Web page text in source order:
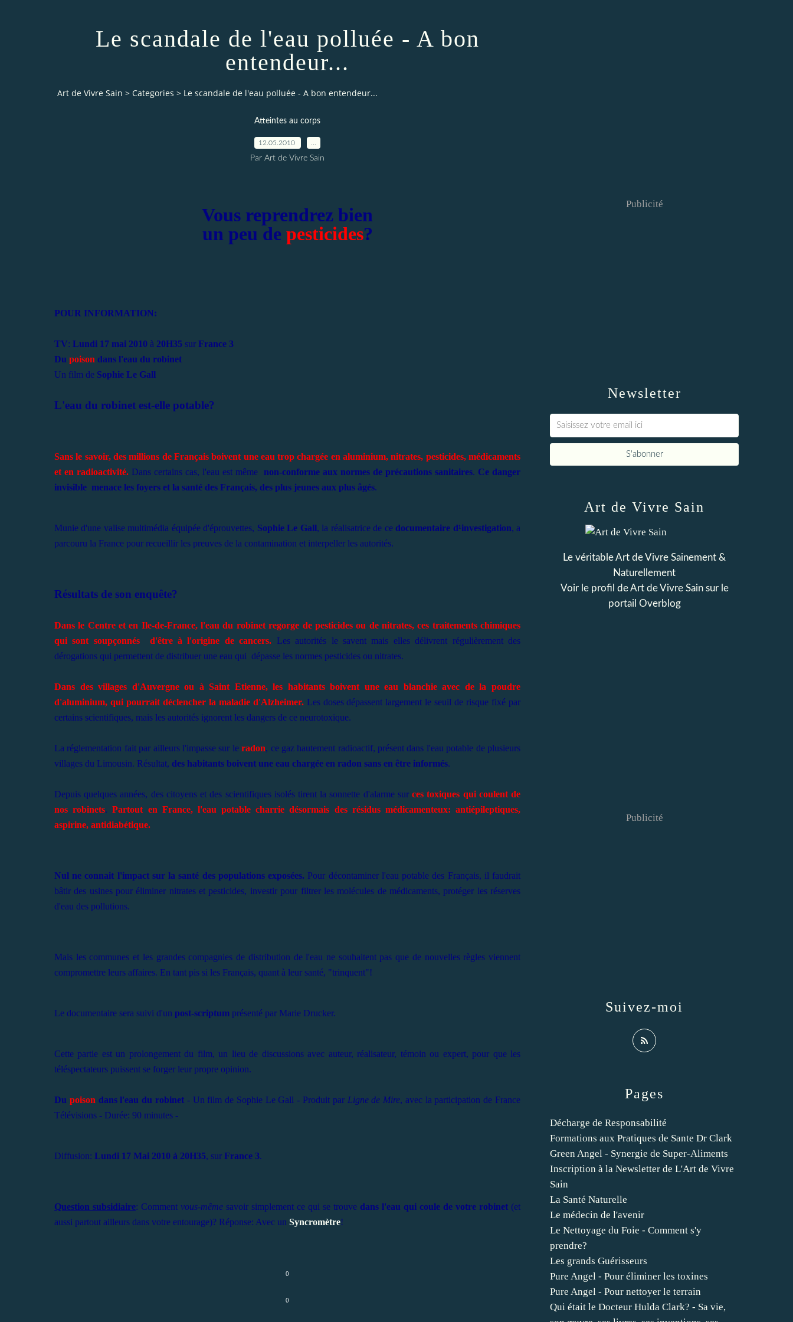
Le scandale de l'eau polluée - A bon
entendeur...
Art de Vivre Sain > Categories > Le scandale de l'eau polluée - A bon entendeur...
Atteintes au corps
12.05.2010
Par Art de Vivre Sain
Vous reprendrez bien
un peu de pesticides?
POUR INFORMATION:
TV: Lundi 17 mai 2010 à 20H35 sur France 3
Du poison dans l'eau du robinet
Un film de Sophie Le Gall
L'eau du robinet est-elle potable?
Sans le savoir, des millions de Français boivent une eau trop chargée en aluminium, nitrates, pesticides, médicaments
et en radioactivité. Dans certains cas, l'eau est même non-conforme aux normes de précautions sanitaires. Ce danger
invisible menace les foyers et la santé des Français, des plus jeunes aux plus âgés.
Munie d'une valise multimédia équipée d'éprouvettes, Sophie Le Gall, la réalisatrice de ce documentaire d¹investigation, a
parcouru la France pour recueillir les preuves de la contamination et interpeller les autorités.
Résultats de son enquête?
Dans le Centre et en Ile-de-France, l'eau du robinet regorge de pesticides ou de nitrates, ces traitements chimiques
qui sont soupçonnés d'être à l'origine de cancers. Les autorités le savent mais elles délivrent régulièrement des
dérogations qui permettent de distribuer une eau qui dépasse les normes pesticides ou nitrates.
Dans des villages d'Auvergne ou à Saint Etienne, les habitants boivent une eau blanchie avec de la poudre
d'aluminium, qui pourrait déclencher la maladie d'Alzheimer.Les doses dépassent largement le seuil de risque fixé par
certains scientifiques, mais les autorités ignorent les dangers de ce neurotoxique.
La réglementation fait par ailleurs l'impasse sur leradon, ce gaz hautement radioactif, présent dans l'eau potable de plusieurs
villages du Limousin. Résultat, des habitants boivent une eau chargée en radon sans en être informés.
Depuis quelques années, des citoyens et des scientifiques isolés tirent la sonnette d'alarme surces toxiques qui coulent de
nos robinets.Partout en France, l'eau potable charrie désormais des résidus médicamenteux: antiépileptiques,
aspirine, antidiabétique.
Nul ne connait l'impact sur la santé des populations exposées. Pour décontaminer l'eau potable des Français, il faudrait
bâtir des usines pour éliminer nitrates et pesticides, investir pour filtrer les molécules de médicaments, protéger les réserves
d'eau des pollutions.
Mais les communes et les grandes compagnies de distribution de l'eau ne souhaitent pas que de nouvelles règles viennent
compromettre leurs affaires. En tant pis si les Français, quant à leur santé, "trinquent"!
Le documentaire sera suivi d'un post-scriptum présenté par Marie Drucker.
Cette partie est un prolongement du film, un lieu de discussions avec auteur, réalisateur, témoin ou expert, pour que les
téléspectateurs puissent se forger leur propre opinion.
Du poison dans l'eau du robinet- Un film de Sophie Le Gall - Produit par Ligne de Mire, avec la participation de France
Télévisions - Durée: 90 minutes -
Diffusion: Lundi 17 Mai 2010 à 20H35, sur France 3.
Question subsidiaire: Comment vous-même savoir simplement ce qui se trouve dans l'eau qui coule de votre robinet (et
aussi partout ailleurs dans votre entourage)? Réponse: Avec un Syncromètre!
0
0
Newsletter
Publicité
Pages
Décharge de Responsabilité
Formations aux Pratiques de Sante Dr Clark
Green Angel - Synergie de Super-Aliments
Inscription à la Newsletter de L'Art de Vivre
Sain
La Santé Naturelle
Le médecin de l'avenir
Le Nettoyage du Foie - Comment s'y
prendre?
Les grands Guérisseurs
Pure Angel - Pour éliminer les toxines
Pure Angel - Pour nettoyer le terrain
Qui était le Docteur Hulda Clark? - Sa vie,
Art de Vivre Sain
Le véritable Art de Vivre Sainement &
Naturellement
Voir le profil deArt de Vivre Sainsur le
portail Overblog
Suivez-moi
Publicité